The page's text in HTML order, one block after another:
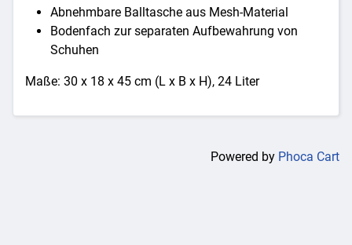
Abnehmbare Balltasche aus Mesh-Material
Bodenfach zur separaten Aufbewahrung von
Schuhen
Maße: 30 x 18 x 45 cm (L x B x H), 24 Liter
Powered by Phoca Cart